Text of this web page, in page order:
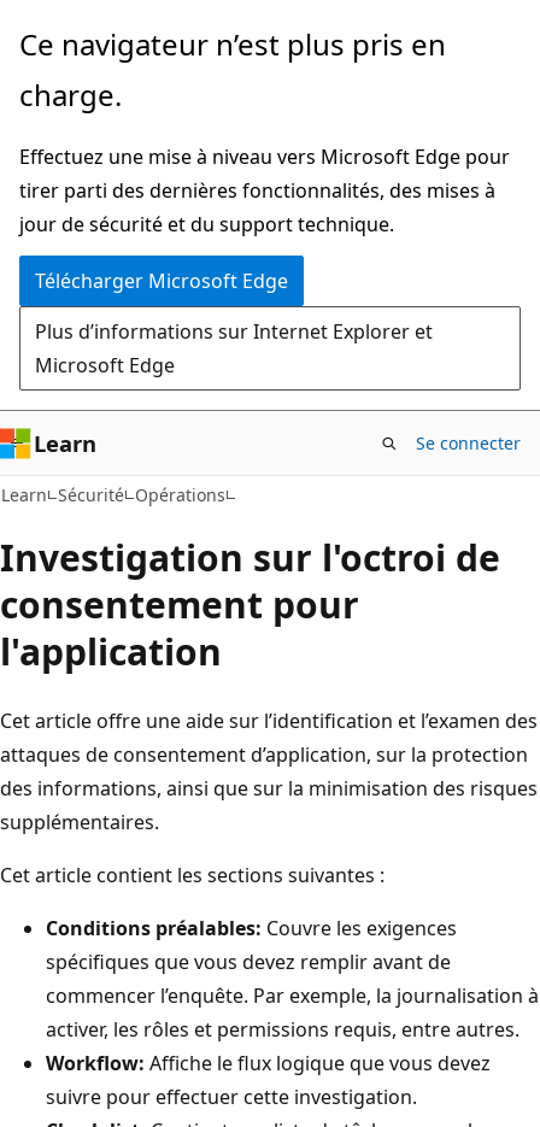
Passer
directement
au
principal
Ce navigateur n’est plus pris en
charge.
Effectuez une mise à niveau vers Microsoft Edge pour
tirer parti des dernières fonctionnalités, des mises à
jour de sécurité et du support technique.
Télécharger Microsoft Edge
Plus d’informations sur Internet Explorer et
Microsoft Edge
Learn Se connecter
Learn Sécurité Opérations
Investigation sur l'octroi de
consentement pour
l'application
Cet article offre une aide sur l’identification et l’examen des
attaques de consentement d’application, sur la protection
des informations, ainsi que sur la minimisation des risques
supplémentaires.
Cet article contient les sections suivantes :
Conditions préalables: Couvre les exigences
spécifiques que vous devez remplir avant de
commencer l’enquête. Par exemple, la journalisation à
activer, les rôles et permissions requis, entre autres.
Workflow: Affiche le flux logique que vous devez
suivre pour effectuer cette investigation.